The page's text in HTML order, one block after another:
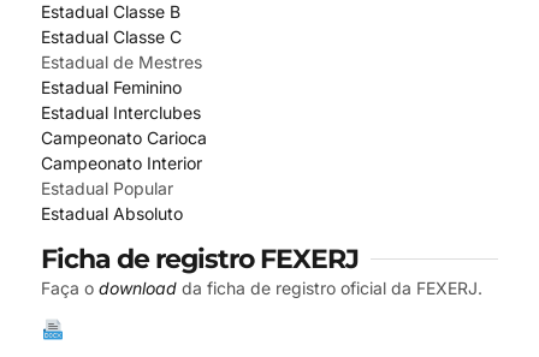
Estadual Classe B
Estadual Classe C
Estadual de Mestres
Estadual Feminino
Estadual Interclubes
Campeonato Carioca
Campeonato Interior
Estadual Popular
Estadual Absoluto
Ficha de registro FEXERJ
Faça o download da ficha de registro oficial da FEXERJ.